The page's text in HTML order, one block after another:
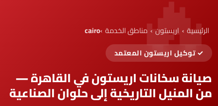
الرئيسية › اريستون › مناطق الخدمة ›
cairo
✓ توكيل اريستون المعتمد
صيانة سخانات اريستون في القاهرة —
من المنيل التاريخية إلى حلوان الصناعية